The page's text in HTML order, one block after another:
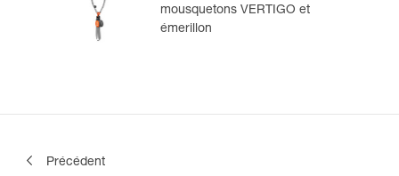
mousquetons VERTIGO et
émerillon
Précédent